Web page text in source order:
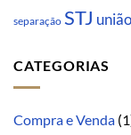
separação STJ
CATEGORIAS
Compra e Venda